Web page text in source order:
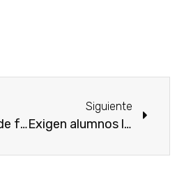
Reubicación de familias en Jiutepec.
Siguiente
Exigen alumnos la entrega del Edificio Principal de la UAEM.